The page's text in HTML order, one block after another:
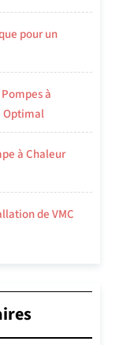
pour un
à
Optimal
à Chaleur
de VMC